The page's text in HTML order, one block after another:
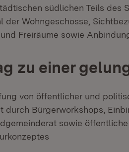
südlichen Teils des
der Wohngeschosse,
Freiräume sowie
zu einer
von öffentlicher und
durch Bürgerworkshops,
sowie